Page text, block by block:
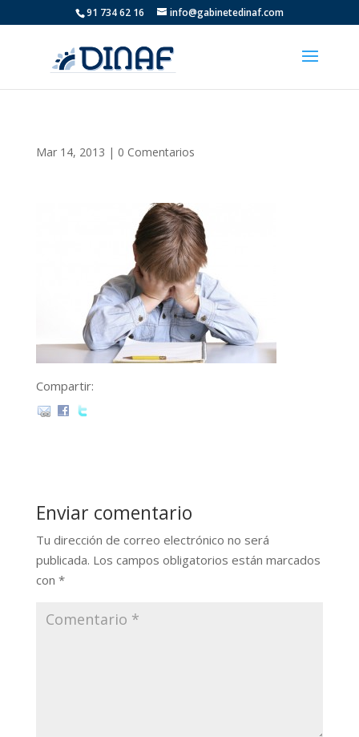
91 734 62 16 info@gabinetedinaf.com
Mar 14, 2013 | 0 Comentarios
Compartir:
Enviar comentario
Tu dirección de correo electrónico no será
publicada. Los campos obligatorios están marcados
con *